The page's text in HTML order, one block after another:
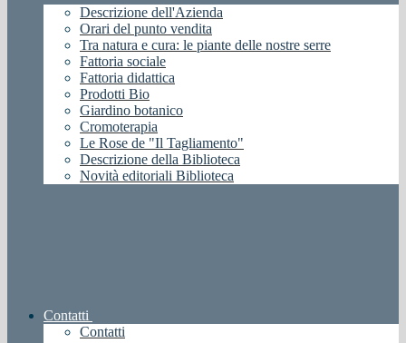
Descrizione dell'Azienda
Orari del punto vendita
Tra natura e cura: le piante delle nostre serre
Fattoria sociale
Fattoria didattica
Prodotti Bio
Giardino botanico
Cromoterapia
Le Rose de "Il Tagliamento"
Descrizione della Biblioteca
Novità editoriali Biblioteca
Contatti
Contatti